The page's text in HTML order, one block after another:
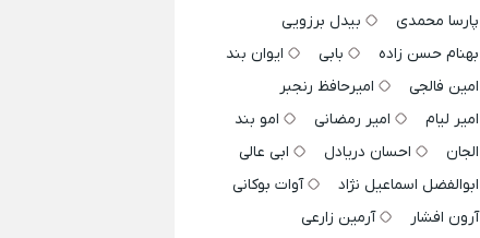
پارسا محمدی
بیدل برزویی
بهنام حسن زاده
بابی
ایوان بند
امین فالجی
امیرحافظ رنجبر
امیر لیام
امیر رمضانی
امو بند
الجان
احسان دریادل
ابی عالی
ابوالفضل اسماعیل نژاد
آوات بوکانی
آرون افشار
آرمین زارعی